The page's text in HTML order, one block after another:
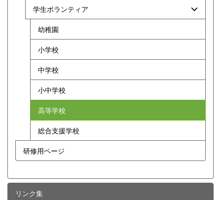
学生ボランティア
幼稚園
小学校
中学校
小中学校
高等学校
総合支援学校
研修用ページ
リンク集